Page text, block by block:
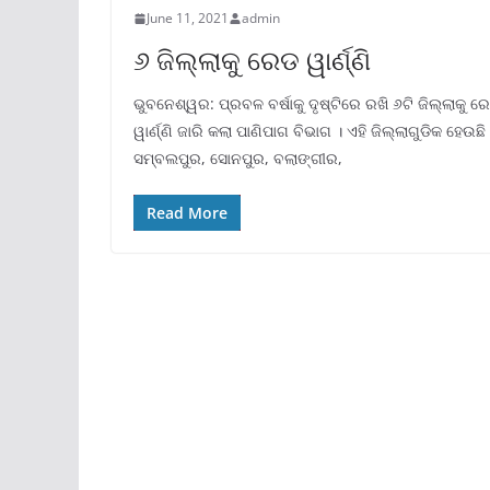
June 11, 2021 admin
୬ ଜିଲ୍ଲାକୁ ରେଡ ୱାର୍ଣ୍ଣି
ଭୁବନେଶ୍ୱର: ପ୍ରବଳ ବର୍ଷାକୁ ଦୃଷ୍ଟିରେ ରଖି ୬ଟି ଜିଲ୍ଲାକୁ
ୱାର୍ଣ୍ଣି ଜାରି କଲା ପାଣିପାଗ ବିଭାଗ । ଏହି ଜିଲ୍ଲାଗୁଡିକ ହେଉଛି
ସମ୍ବଲପୁର, ସୋନପୁର, ବଲାଙ୍ଗୀର,
Read More